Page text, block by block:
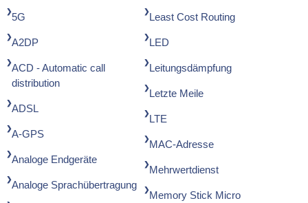
5G
A2DP
ACD - Automatic call
distribution
ADSL
A-GPS
Analoge Endgeräte
Analoge Sprachübertragung
Least Cost Routing
LED
Leitungsdämpfung
Letzte Meile
LTE
MAC-Adresse
Mehrwertdienst
Memory Stick Micro